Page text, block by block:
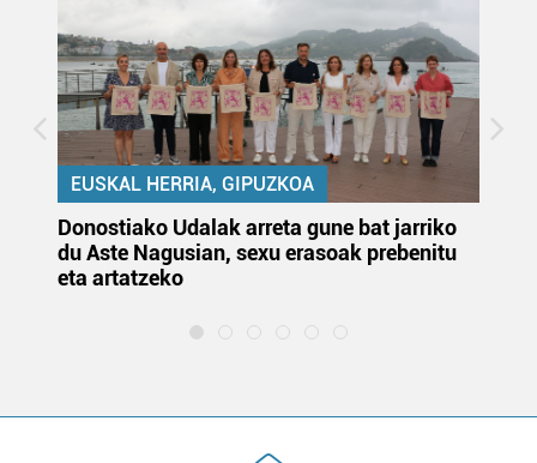
EUSKAL HERRIA, GIPUZKOA
Donostiako Udalak arreta gune bat jarriko
du Aste Nagusian, sexu erasoak prebenitu
eta artatzeko